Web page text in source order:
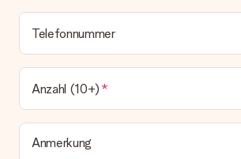
Telefonnummer
Anzahl (10+)
Anmerkung